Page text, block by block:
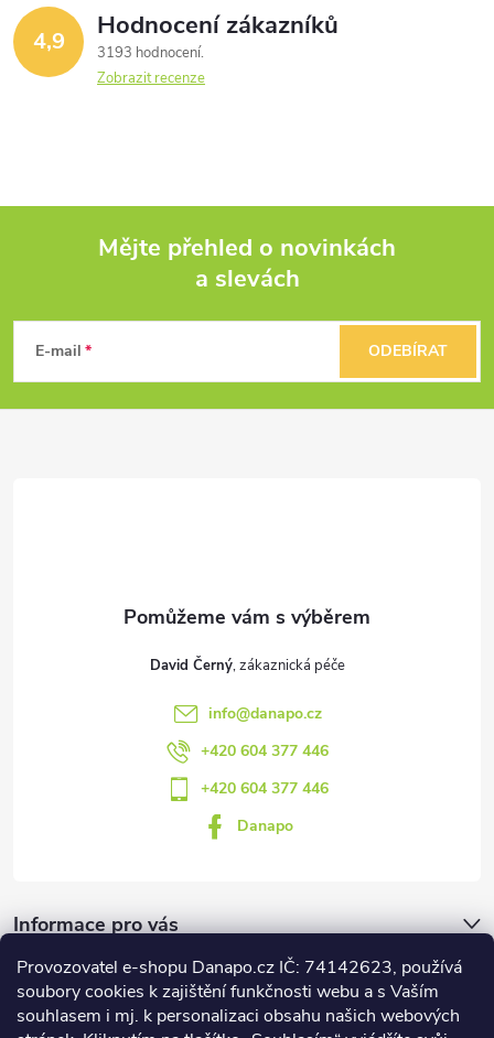
Provozovatel e-shopu Danapo.cz IČ: 74142623, používá
soubory cookies k zajištění funkčnosti webu a s Vaším
souhlasem i mj. k personalizaci obsahu našich webových
4,9 Hodnocení zákazníků
3193 hodnocení
Zobrazit recenze
p
Mějte přehled o novinkách
a slevách
E-mail ODEBÍRAT
David Černý
info@danapo.cz
+420 604 377 446
+420 604 377 446
Danapo
Informace pro vás
Dotazník